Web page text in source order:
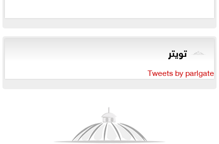
تويتر
Tweets by parlgate